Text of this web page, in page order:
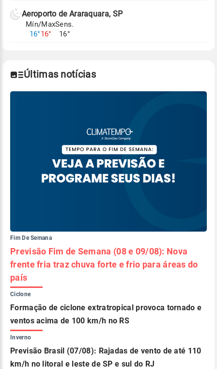
Aeroporto de Araraquara, SP
Mín/Max
16°16°
Sens.
16°
Últimas notícias
Fim De Semana
Previsão Fim de Semana (08 e 09/08): Nova
frente fria traz chuva forte e frio para áreas do
país
Ciclone
Formação de ciclone extratropical provoca tornado e
ventos acima de 100 km/h no RS
Inverno
Previsão Brasil (07/08): Rajadas de vento de até 110
km/h no litoral e leste de SP e sul do RJ